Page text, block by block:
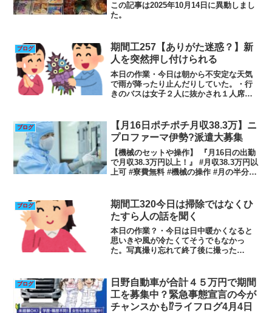
この記事は2025年10月14日に異動しまし
た。
ブログ
期間工257【ありがた迷惑？】新
人を突然押し付けられる
本日の作業・今日は朝から不安定な天気
で雨が降ったり止んだりしていた。・行
きのバスは女子２人に抜かされ１人席に
後に出なければならないという不条理な
事が起こる。・午前中は雨...
ブログ
【月16日ポチポチ月収38.3万】ニ
プロファーマ伊勢?派遣大募集
【機械のセットや操作】 『月16日の出勤
で月収38.3万円以上！』 #月収38.3万円以
上可 #寮費無料 #機械の操作 #月の半分休
阪市ジョブハウス工...
ブログ
期間工320今日は掃除ではなくひ
たすら人の話を聞く
本日の作業？・今日は日中暖かくなると
思いきや風が冷たくてそうでもなかっ
た。写真撮り忘れて終了後に撮った
くに話しかけてくるのはよかった。・で
もやっぱり色々やらせて来ようと...
ブログ
日野自動車が合計４５万円で期間
工を募集中？緊急事態宣言の今が
チャンスかも⁉ライフログ4月4日